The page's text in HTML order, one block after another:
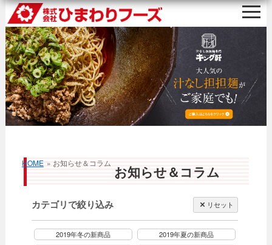
HOME » お知らせ＆コラム お知らせ＆コラム
カテゴリで絞り込み リセット
2019年冬の新商品
2019年夏の新商品